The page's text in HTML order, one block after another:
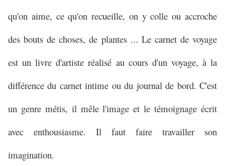
qu'on aime, ce qu'on recueille, on y colle ou accroche
des bouts de choses, de plantes ... Le carnet de voyage
est un livre d'artiste réalisé au cours d'un voyage, à la
différence du carnet intime ou du journal de bord. C'est
un genre métis, il mêle l'image et le témoignage écrit
avec enthousiasme. Il faut faire travailler son
imagination.